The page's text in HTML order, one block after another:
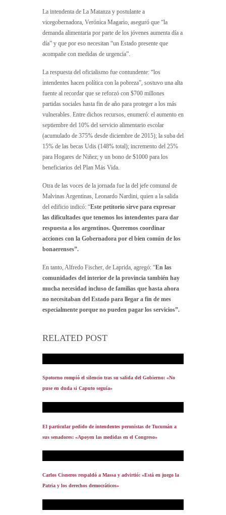
La intendenta de La Matanza y postulante a
vicegobernadora, Verónica Magario, aseguró que “la
demanda alimentaria por parte de los jóvenes aumenta día a
día” y que por eso necesitan “un Estado presente que
acompañe con medidas de urgencia”.
La respuesta del oficialismo fue contundente: “los
intendentes hacen política con la pobreza”, sostuvo una alta
fuente al recordar que se reforzó con $700 millones
partidas sociales hasta fin de año para proteger a los más
vulnerables. Entre dichos recursos, enumeró: el aumento en
septiembre del 10% del servicio alimentario escolar
(acumulado de 375% desde diciembre de 2015); la suba del
15% de las becas Udis (148% total); incremento del 25%
para Hogares de Niñez; y un bono de $1000 para los
beneficiarios del Plan Más Vida.
Otra de las voces de la jornada fue la del jefe comunal de
Malvinas Argentinas, Leonardo Nardini, quien a la salida
del edificio indicó: “Este petitorio sirve para expresar
las dificultades que tenemos los intendentes para dar
respuesta a los argentinos. Queremos coordinar
acciones con la Gobernadora por el bien común de los
bonaerenses”.
En tanto, Alfredo Fischer, de Laprida, agregó: “En las
comunidades del interior de la provincia también hay
mucha necesidad incluso de familias que hasta ahora
no necesitaban del Estado para llegar a fin de mes
especialmente porque no pueden pagar los servicios”.
RELATED POST
Spotorno rompió el silencio tras su salida del Gobierno: «No
puse en duda si Caputo seguía»
El particular pedido de intendentes peronistas de Tucumán a
sus senadores: «Apoyen las medidas en el Congreso»
Carlos Cisneros respaldó a Massa y advirtió: «Está en juego la
Patria y los derechos democráticos»